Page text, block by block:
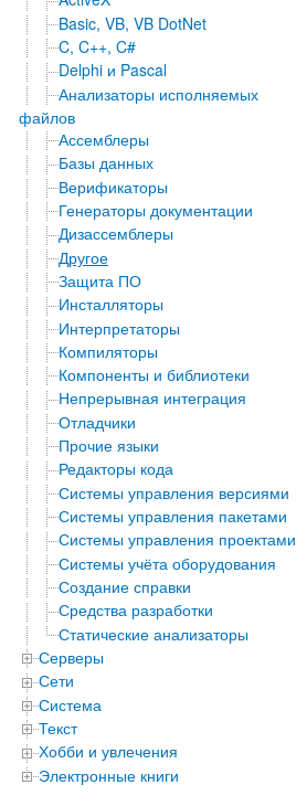
Basic, VB, VB DotNet
C, C++, C#
Delphi и Pascal
Анализаторы исполняемых
файлов
Ассемблеры
Базы данных
Верификаторы
Генераторы документации
Дизассемблеры
Другое
Защита ПО
Инсталляторы
Интерпретаторы
Компиляторы
Компоненты и библиотеки
Непрерывная интеграция
Отладчики
Прочие языки
Редакторы кода
Системы управления версиями
Системы управления пакетами
Системы управления проектами
Системы учёта оборудования
Создание справки
Средства разработки
Статические анализаторы
Серверы
Сети
Система
Текст
Хобби и увлечения
Электронные книги